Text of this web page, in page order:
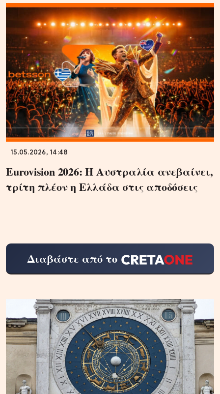
15.05.2026, 14:48
Eurovision 2026: Η Αυστραλία ανεβαίνει,
τρίτη πλέον η Ελλάδα στις αποδόσεις
Διαβάστε από το